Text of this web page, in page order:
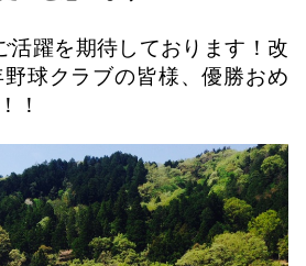
活躍を期待しております！改
球クラブの皆様、優勝おめ
！